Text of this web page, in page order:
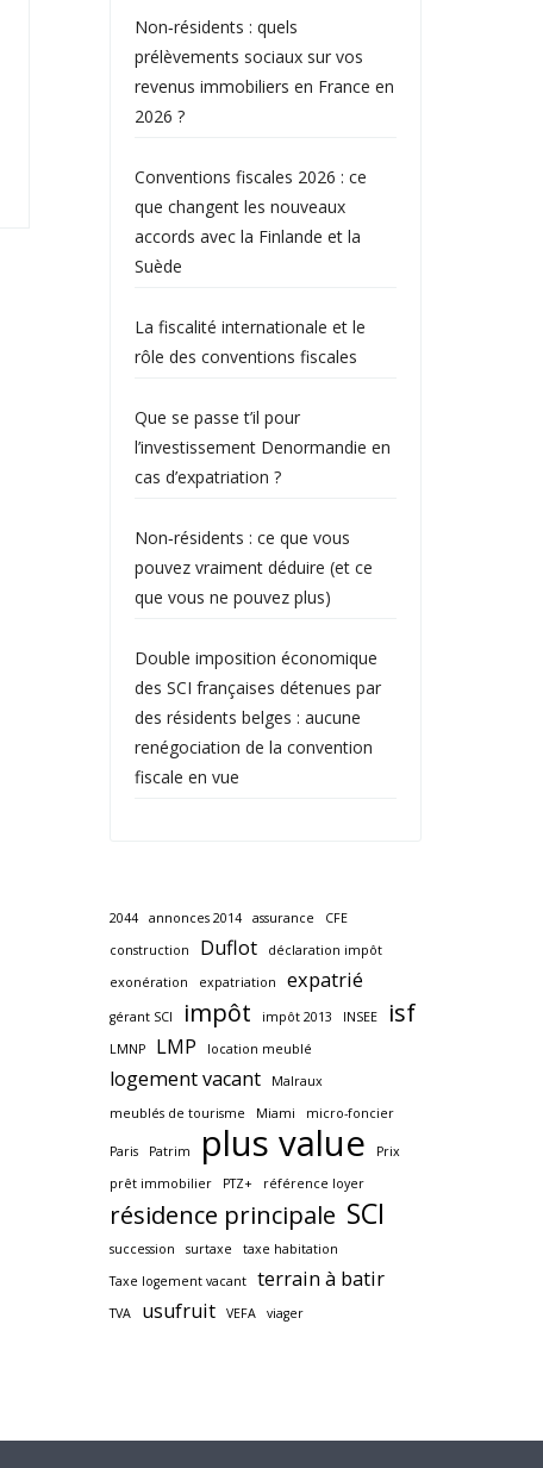
Non‑résidents : quels
prélèvements sociaux sur vos
revenus immobiliers en France en
2026 ?
Conventions fiscales 2026 : ce
que changent les nouveaux
accords avec la Finlande et la
Suède
La fiscalité internationale et le
rôle des conventions fiscales
Que se passe t’il pour
l’investissement Denormandie en
cas d’expatriation ?
Non‑résidents : ce que vous
pouvez vraiment déduire (et ce
que vous ne pouvez plus)
Double imposition économique
des SCI françaises détenues par
des résidents belges : aucune
renégociation de la convention
fiscale en vue
2044 annonces 2014 assurance
CFE
construction
Duflot
déclaration impôt
exonération
expatriation expatrié
gérant SCI impôt impôt 2013 INSEE isf
LMNP LMP location meublé
logement vacant
Malraux
meublés de tourisme
Miami micro-foncier
Paris Patrim plus value
Prix
prêt immobilier
PTZ+ référence loyer
résidence principale SCI
succession surtaxe
taxe habitation
Taxe logement vacant
terrain à batir
TVA usufruit VEFA viager